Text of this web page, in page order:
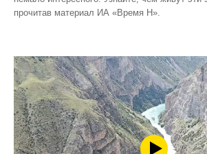
прочитав материал ИА «Время Н».